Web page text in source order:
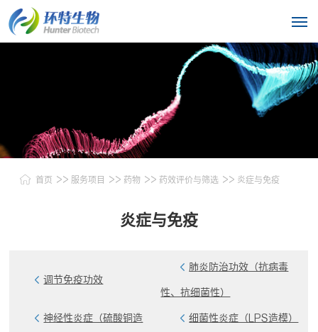
首页 >> 服务项目 >> 药物 >> 药效评价与筛选 >> 炎症与免疫
炎症与免疫
调节免疫功效
肺炎防治功效（抗病毒
性、抗细菌性）
神经性炎症（硫酸铜造
细菌性炎症（LPS造模）